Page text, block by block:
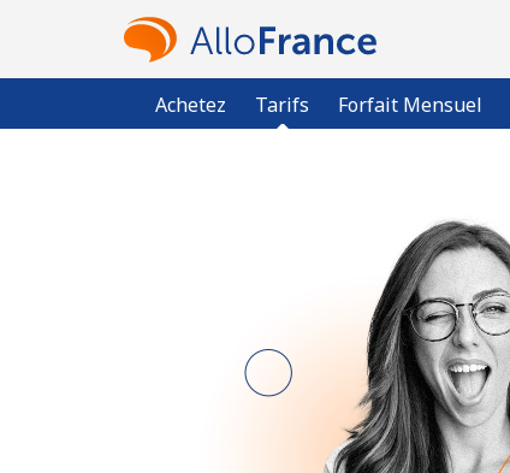
Achetez Tarifs Forfait Mensuel